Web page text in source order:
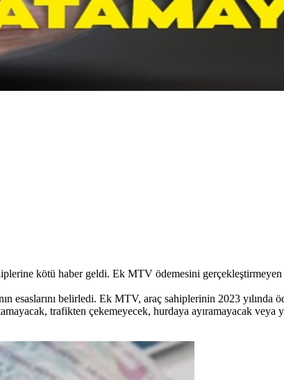
kötü haber geldi. Ek MTV ödemesini gerçekleştirmeyen
esaslarını belirledi. Ek MTV, araç sahiplerinin 2023
trafikten çekemeyecek, hurdaya ayıramayacak veya